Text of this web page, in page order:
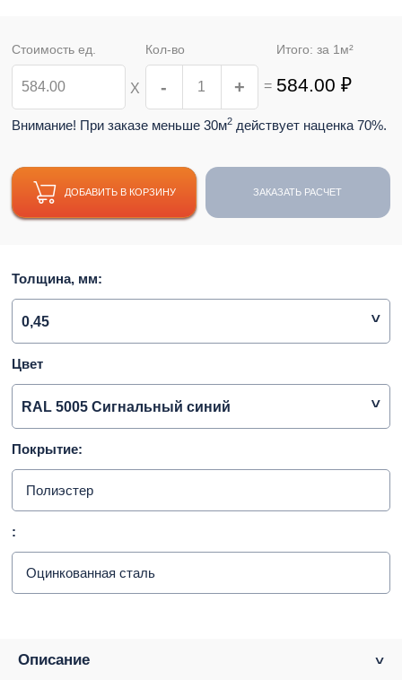
Стоимость ед.
Х
Кол-во
- + =
Итого: за 1 м²
584.00 ₽
Внимание! При заказе меньше 30м2 действует наценка 70%.
ДОБАВИТЬ В КОРЗИНУ ЗАКАЗАТЬ РАСЧЕТ
Толщина, мм:
0,45
Цвет
RAL 5005 Сигнальный синий
Покрытие:
Полиэстер
:
Оцинкованная сталь
Описание